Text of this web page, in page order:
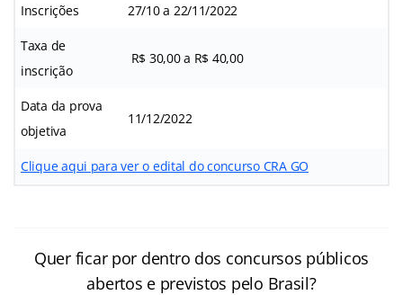
Inscrições 27/10 a 22/11/2022
Taxa de
inscrição
R$ 30,00 a R$ 40,00
Data da prova
objetiva
11/12/2022
Clique aqui para ver o edital do concurso CRA GO
Quer ficar por dentro dos concursos públicos
abertos e previstos pelo Brasil?